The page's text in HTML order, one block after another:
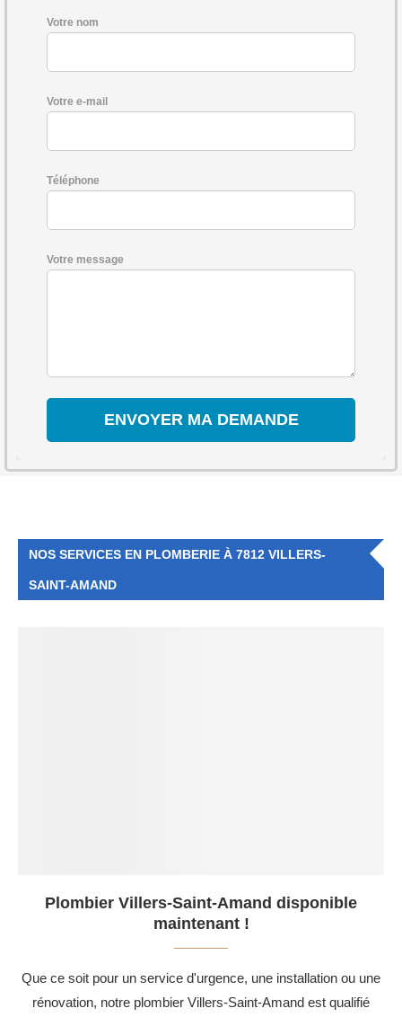
Votre nom
Votre e-mail
Téléphone
Votre message
NOS SERVICES EN PLOMBERIE À 7812 VILLERS-
SAINT-AMAND
Plombier Villers-Saint-Amand disponible
maintenant !
Que ce soit pour un service d'urgence, une installation ou une
rénovation, notre plombier Villers-Saint-Amand est qualifié